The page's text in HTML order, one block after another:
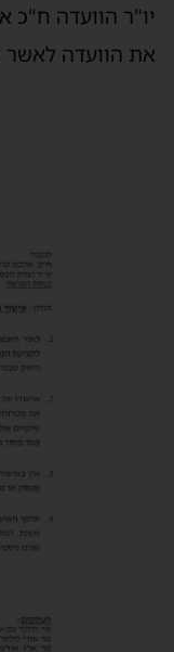
הוועדה ח"כ
לאשר ל-285 עמותות אישור לסעיף 46.